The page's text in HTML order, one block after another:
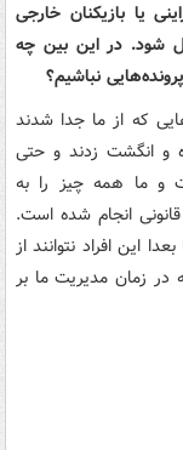
یا بازیکنان خارجی
شود. در این بین چه
نباشیم؟
که از ما جدا شدند
و انگشت زدند و حتی
و ما همه چیز را به
انجام شده است.
این افراد نتوانند از
زمان مدیریت ما بر